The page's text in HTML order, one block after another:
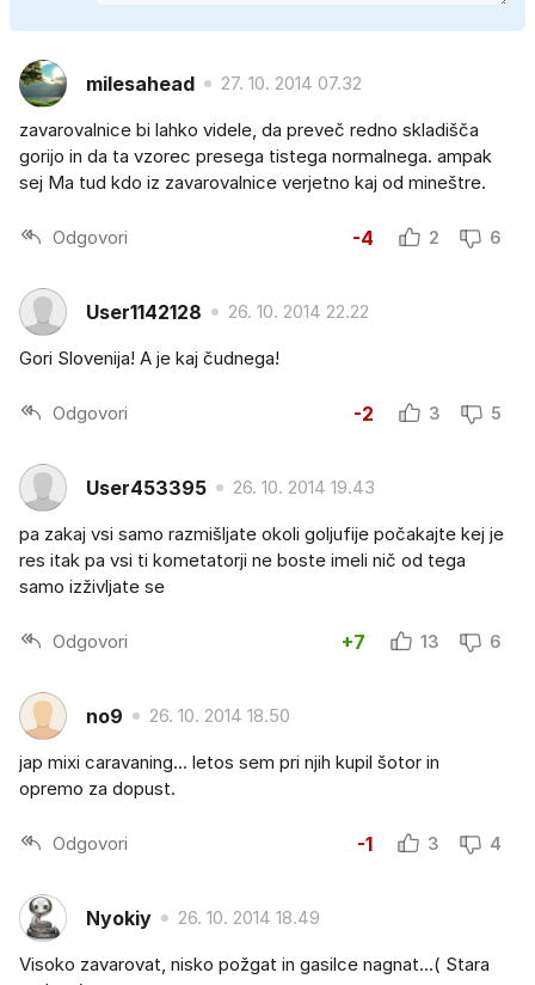
milesahead 27. 10. 2014 07.32
zavarovalnice bi lahko videle, da preveč redno skladišča
gorijo in da ta vzorec presega tistega normalnega. ampak
sej Ma tud kdo iz zavarovalnice verjetno kaj od mineštre.
Odgovori -4 2 6
User1142128 26. 10. 2014 22.22
Gori Slovenija! A je kaj čudnega!
Odgovori -2 3 5
User453395 26. 10. 2014 19.43
pa zakaj vsi samo razmišljate okoli goljufije počakajte kej je
res itak pa vsi ti kometatorji ne boste imeli nič od tega
samo izživljate se
Odgovori +7 13 6
no9 26. 10. 2014 18.50
jap mixi caravaning... letos sem pri njih kupil šotor in
opremo za dopust.
Odgovori -1 3 4
Nyokiy 26. 10. 2014 18.49
Visoko zavarovat, nisko požgat in gasilce nagnat...( Stara